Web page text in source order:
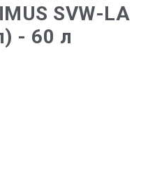
SVW-LA
- 60 л